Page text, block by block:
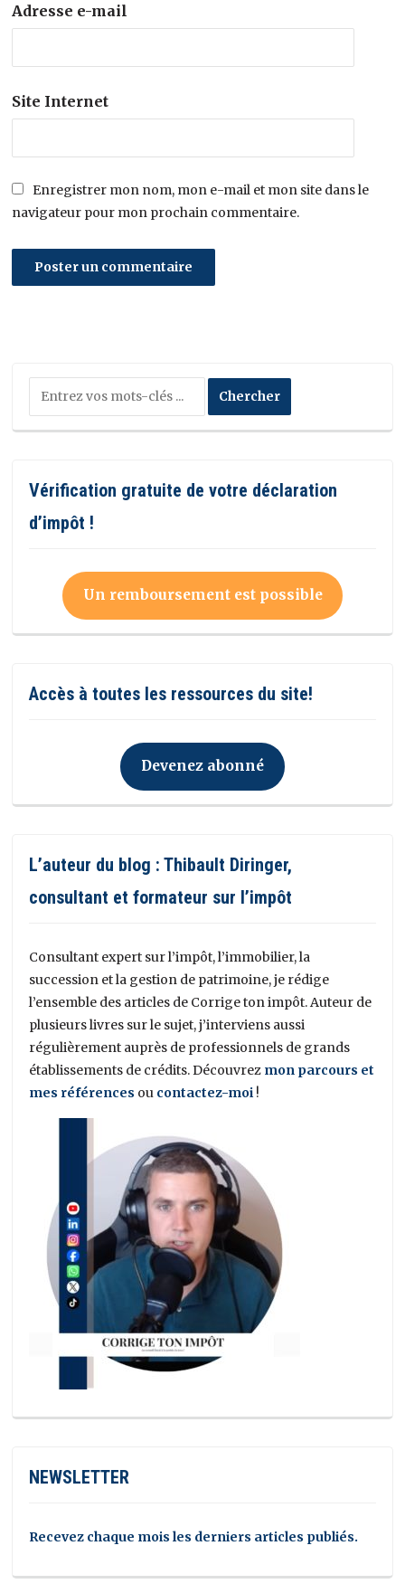
Adresse e-mail
Site Internet
Enregistrer mon nom, mon e-mail et mon site dans le
navigateur pour mon prochain commentaire.
Vérification gratuite de votre déclaration
d’impôt !
Un remboursement est possible
Accès à toutes les ressources du site!
Devenez abonné
L’auteur du blog : Thibault Diringer,
consultant et formateur sur l’impôt
Consultant expert sur l’impôt, l’immobilier, la
succession et la gestion de patrimoine, je rédige
l’ensemble des articles de Corrige ton impôt. Auteur de
plusieurs livres sur le sujet, j’interviens aussi
régulièrement auprès de professionnels de grands
établissements de crédits. Découvrez mon parcours et
mes références ou contactez-moi !
NEWSLETTER
Recevez chaque mois les derniers articles publiés.